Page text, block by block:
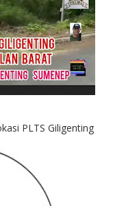
PLTS Giligenting